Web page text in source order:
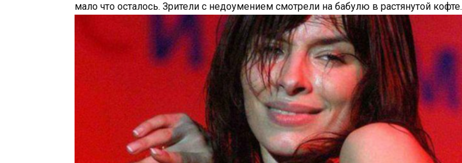
мало что осталось. Зрители с недоумением смотрели на бабулю в растянутой кофте.